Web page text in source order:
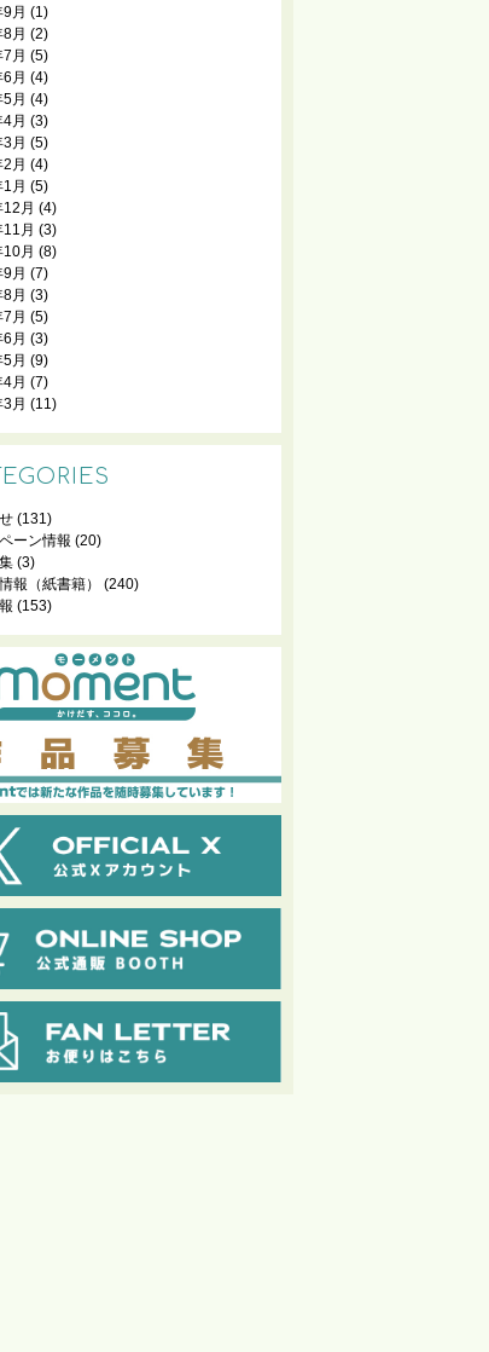
月 (1)
月 (2)
月 (5)
月 (4)
月 (4)
月 (3)
月 (5)
月 (4)
月 (5)
月 (4)
月 (3)
月 (8)
月 (7)
月 (3)
月 (5)
月 (3)
月 (9)
月 (7)
月 (11)
(131)
ーン情報 (20)
(3)
報（紙書籍）
(240)
(153)